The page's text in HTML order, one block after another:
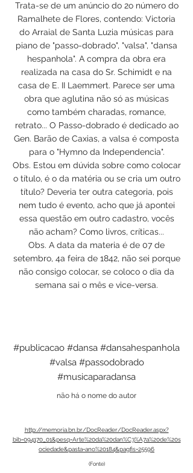
Trata-se de um anúncio do 2o número do
Ramalhete de Flores, contendo: Victoria
do Arraial de Santa Luzia músicas para
piano de "passo-dobrado", "valsa", "dansa
hespanhola". A compra da obra era
realizada na casa do Sr. Schimidt e na
casa de E. II Laemmert. Parece ser uma
obra que aglutina não só as músicas
como também charadas, romance,
retrato... O Passo-dobrado é dedicado ao
Gen. Barão de Caxias, a valsa é composta
para o "Hymno da Independencia".
Obs. Estou em dúvida sobre como colocar
o título, é o da matéria ou se cria um outro
título? Deveria ter outra categoria, pois
nem tudo é evento, acho que já apontei
essa questão em outro cadastro, vocês
não acham? Como livros, críticas...
Obs. A data da materia é de 07 de
setembro, 4a feira de 1842, não sei porque
não consigo colocar, se coloco o dia da
semana sai o mês e vice-versa.
#publicacao #dansa #dansahespanhola
#valsa #passodobrado
#musicaparadansa
não há o nome do autor
http://memoria.bn.br/DocReader/DocReader.aspx?
bib=094170_01&pesq=Arte%20da%20dan%C3%A7a%20de%20s
ociedade&pasta=ano%20184&pagfis=25596
(Fonte)